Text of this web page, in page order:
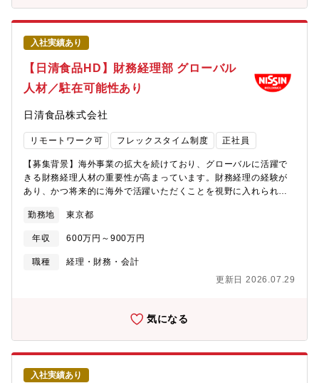
積雪は意外なほど少ない地域です。自然環境や地域資源を取り入
れた保育環境が進んでいます。子育てをする環境としてはベスト
な地域です。【EPSONの経営】EPSONは精密機器メーカーとし
てだけではなく、社会課題の解決に向けた経営方針を掲げており
ます。海外売上比率は約8割とグローバルな環境、舞台で、社会課
題解決に挑戦しています。経営理念に共感できる方の応募をお待
ちしております。【長野県の暮らし】長野県は住みやすい街ラン
来られる方が多くいらっしゃいます。世界売上比率約8割程度を誇
文化を非常に大切にしていらっしゃいます。
集背景】現在のグループ長が他グループと兼任されており、財務
専門のグループ長をたてるため【配属先】経営企画統括部 財経部
財務グループ■人数 5名（その内1名は派遣社員）【キャリアパ
ス】■本ポジションは役職付きでの採用となり、入社後は財務領域
を専門として長期的にご活躍いただく想定です。■原則として東京
本社での勤務となり、頻繁な異動やジョブローテーションはあり
ません。■将来的には、組織状況やご志向に応じて、海外拠点の財
ッション】■事業の拡大・環境変化に対応し、資金の安定確保と財
務リスクの最適コントロールを通じて、経営の持続性を支えま
す。■日々の資金繰り管理にとどまらず、金融機関との折衝、グル
唆を実施いただきます。【働き方】■在宅 可（週2日程度可能）■
月平均残業 10～20時間程度（残業代別途支給）■転勤 無※た
だし将来的に海外拠点に財務担当者として赴任する可能性有り
入社実績あり
【日清食品HD】財務経理部 グローバル
人材／駐在可能性あり
日清食品株式会社
リモートワーク可 フレックスタイム制度 正社員
【募集背景】海外事業の拡大を続けており、グローバルに活躍で
きる財務経理人材の重要性が高まっています。財務経理の経験が
あり、かつ将来的に海外で活躍いただくことを視野に入れられる
務】■日清食品ホールディングス財務経理部におけるオープンポジ
ションです。 これまでのご経験・志向・強みを踏まえ、担当業
務を決定します。■入社後は国内（東京）にて財務経理業務を担
い、将来的に海外赴任をお任せする可能性があります。 ※海外
ある地域例：メキシコ／ブラジル／インド／フィリピン【想定業
／年次）業務 ※グループ会社のシェアード業務含む・連結決算
／グループ会社管理に関する業務・開示資料作成・税務（税務申
告、税務論点の整理、関係部門・外部専門家との連携、国際税
務）・財務（資金管理、資金調達）・グループ会社の経理業務支
援、財務ガバナンス業務・投融資委員会の運営（投融資案件の評
価、投資後の効果測定）【配属組織について】■財務プラットフォ
勤務地 東京都
年収 600万円～900万円
職種
経理・財務・会計
更新日 2026.07.29
気になる
入社実績あり